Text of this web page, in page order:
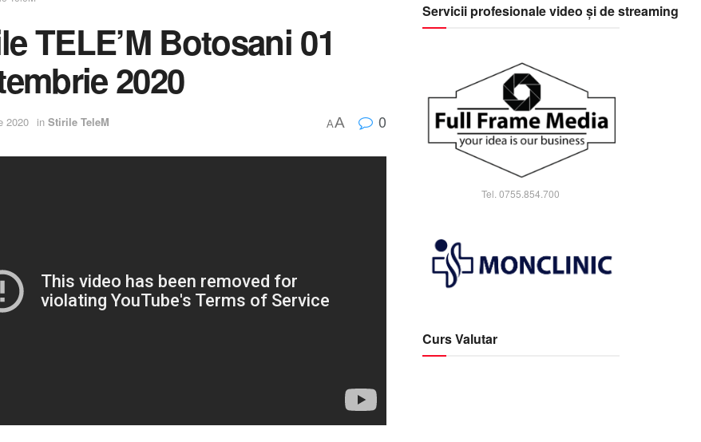
TELE’M Botosani 01
2020
2020 in Stirile TeleM AA 0
Servicii profesionale video și de streaming
Tel. 0755.854.700
Curs Valutar